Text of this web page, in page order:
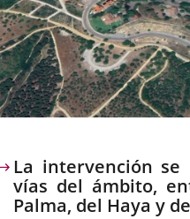
La intervención
vías del ámbito,
Palma, del Haya y